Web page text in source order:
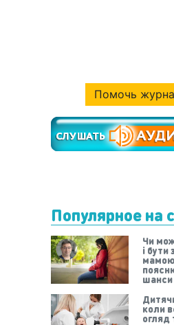
Помочь
Популярное на
Чи
і
шанси
коли
огляд